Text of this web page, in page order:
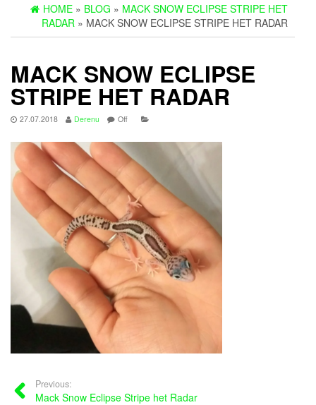
HOME » BLOG » MACK SNOW ECLIPSE STRIPE HET
RADAR » MACK SNOW ECLIPSE STRIPE HET RADAR
MACK SNOW ECLIPSE
STRIPE HET RADAR
27.07.2018 Derenu Off
Previous:
Mack Snow Eclipse Stripe het Radar